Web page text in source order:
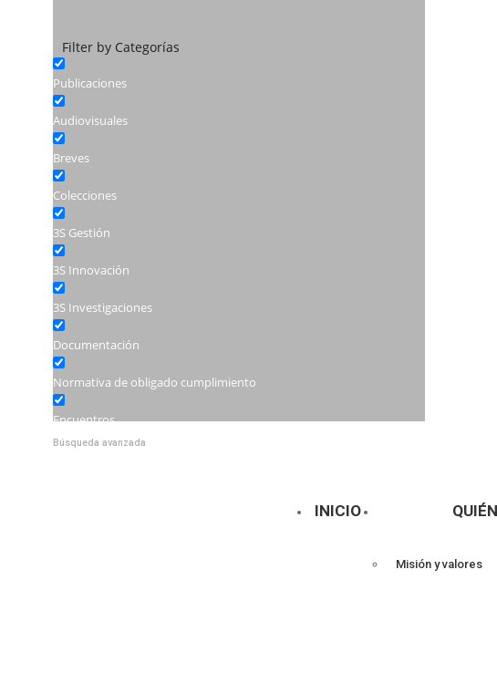
Filter by Categorías
Publicaciones
Audiovisuales
Breves
Colecciones
3S Gestión
3S Innovación
3S Investigaciones
Documentación
Normativa de obligado cumplimiento
Encuentros
Búsqueda avanzada
INICIO
Misión y valores